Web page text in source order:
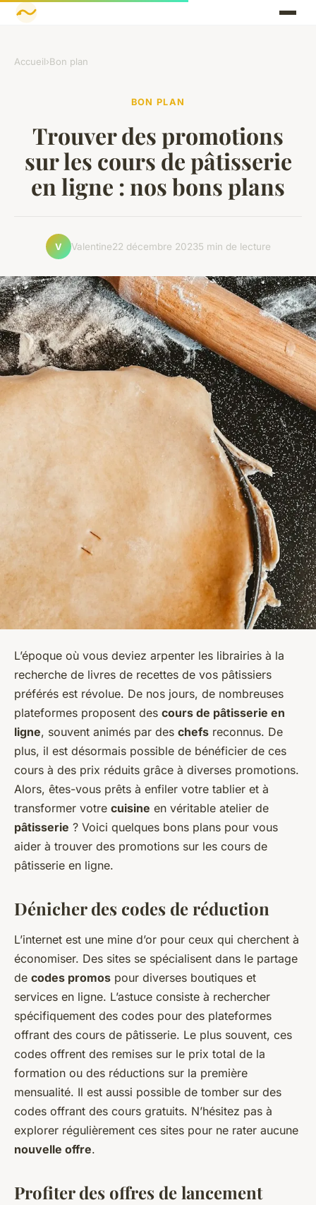
Accueil›Bon plan
BON PLAN
Trouver des promotions
sur les cours de pâtisserie
en ligne : nos bons plans
V Valentine22 décembre 20235 min de lecture
L’époque où vous deviez arpenter les librairies à la
recherche de livres de recettes de vos pâtissiers
préférés est révolue. De nos jours, de nombreuses
plateformes proposent des cours de pâtisserie en
ligne, souvent animés par des chefs reconnus. De
plus, il est désormais possible de bénéficier de ces
cours à des prix réduits grâce à diverses promotions.
Alors, êtes-vous prêts à enfiler votre tablier et à
transformer votre cuisine en véritable atelier de
pâtisserie ? Voici quelques bons plans pour vous
aider à trouver des promotions sur les cours de
pâtisserie en ligne.
Dénicher des codes de réduction
L’internet est une mine d’or pour ceux qui cherchent à
économiser. Des sites se spécialisent dans le partage
de codes promos pour diverses boutiques et
services en ligne. L’astuce consiste à rechercher
spécifiquement des codes pour des plateformes
offrant des cours de pâtisserie. Le plus souvent, ces
codes offrent des remises sur le prix total de la
formation ou des réductions sur la première
mensualité. Il est aussi possible de tomber sur des
codes offrant des cours gratuits. N’hésitez pas à
explorer régulièrement ces sites pour ne rater aucune
nouvelle offre.
Profiter des offres de lancement